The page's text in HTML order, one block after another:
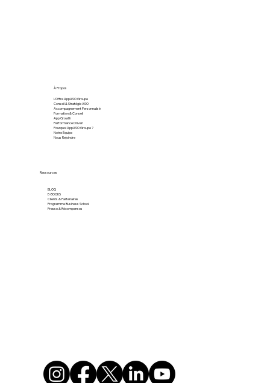
Ressources
BLOG
E-BOOKS
Clients & Partenaires
Programme Business School
Presse & Récompenses
À Propos
L'Offre AppASO Groupe
Conseil & Stratégie ASO
Accompagnement Personnalisé
Formation & Conseil
App Growth
Performance Driven
Pourquoi AppASO Groupe ?
Notre Équipe
Nous Rejoindre